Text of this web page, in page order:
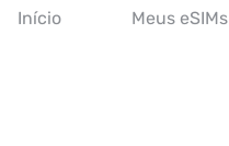
eSIM para Américas
Início Meus eSIMs